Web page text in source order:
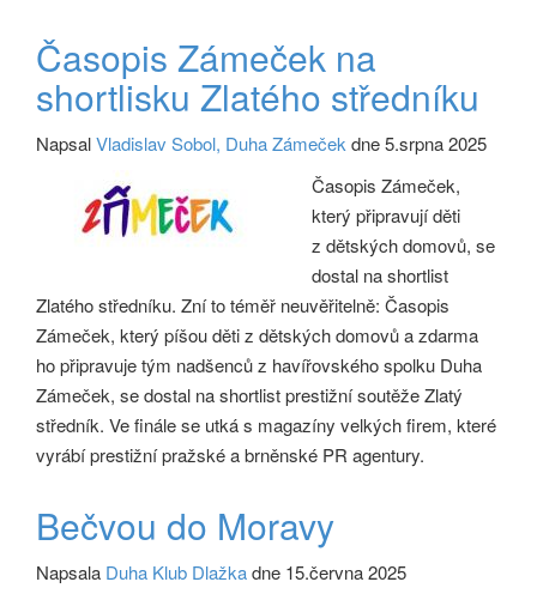
Časopis Zámeček na
shortlisku Zlatého středníku
NapsalVladislav Sobol, Duha Zámeček dne 5.srpna 2025
Časopis Zámeček,
který připravují děti
z dětských domovů, se
dostal na shortlist
Zlatého středníku. Zní to téměř neuvěřitelně: Časopis
Zámeček, který píšou děti z dětských domovů a zdarma
ho připravuje tým nadšenců z havířovského spolku Duha
Zámeček, se dostal na shortlist prestižní soutěže Zlatý
středník. Ve finále se utká s magazíny velkých firem, které
vyrábí prestižní pražské a brněnské PR agentury.
Bečvou do Moravy
Napsala Duha Klub Dlažkadne 15.června 2025